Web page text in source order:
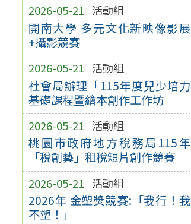
2026-05-21 活動組
開南大學 多元文化新映像影展
+攝影競賽
2026-05-21 活動組
社會局辦理「115年度兒少培力
基礎課程暨繪本創作工作坊
2026-05-21 活動組
桃園市政府地方稅務局115年
「稅創藝」租稅短片創作競賽
2026-05-21 活動組
2026年 金塑獎競賽:「我行！我
不塑！」